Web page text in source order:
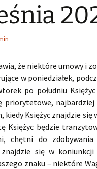
że niektóre umowy i
w poniedziałek,
po południu
priorytetowe,
Księżyc znajdzie się
Księżyc będzie
chętni do zdobywania
się w
znaku – niektóre